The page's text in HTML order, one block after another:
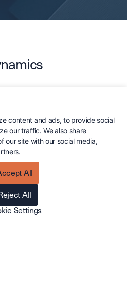
Dynamics för överföring av
kontakter, order och artiklar.
sätts upp tillsammans
er Dynamics konsult.
kan specificeras till era
mer om integrationen
content and ads, to provide social
our traffic. We also share
our site with our social media,
All
All
Settings